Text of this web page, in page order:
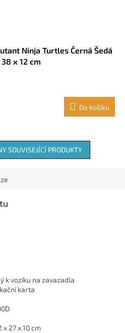
Ninja Turtles Černá Šedá
x 12 cm
Do košíku
SOUVISEJÍCÍ PRODUKTY
k vozíku na zavazadla
karta
27 x 10 cm